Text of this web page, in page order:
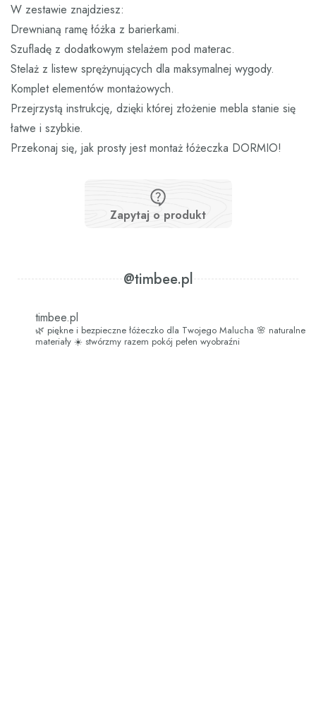
W zestawie znajdziesz:
Drewnianą ramę łóżka z barierkami.
Szufladę z dodatkowym stelażem pod materac.
Stelaż z listew sprężynujących dla maksymalnej wygody.
Komplet elementów montażowych.
Przejrzystą instrukcję, dzięki której złożenie mebla stanie się
łatwe i szybkie.
Przekonaj się, jak prosty jest montaż łóżeczka DORMIO!
Zapytaj o produkt
@timbee.pl
timbee.pl
🌿 piękne i bezpieczne łóżeczko dla Twojego Malucha 🌸 naturalne
materiały ☀️ stwórzmy razem pokój pełen wyobraźni